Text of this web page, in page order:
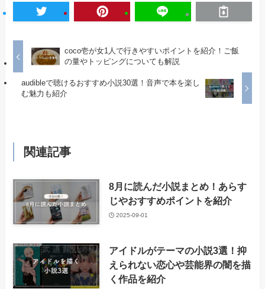
coco壱が女1人で行きやすいポイントを紹介！ご飯
の量やトッピングについても解説
audibleで聴けるおすすめ小説30選！音声で本を楽し
む魅力も紹介
関連記事
8月に読んだ小説まとめ！あらす
じやおすすめポイントを紹介
2025-09-01
アイドルがテーマの小説3選！抑
えられない恋心や芸能界の闇を描
く作品を紹介